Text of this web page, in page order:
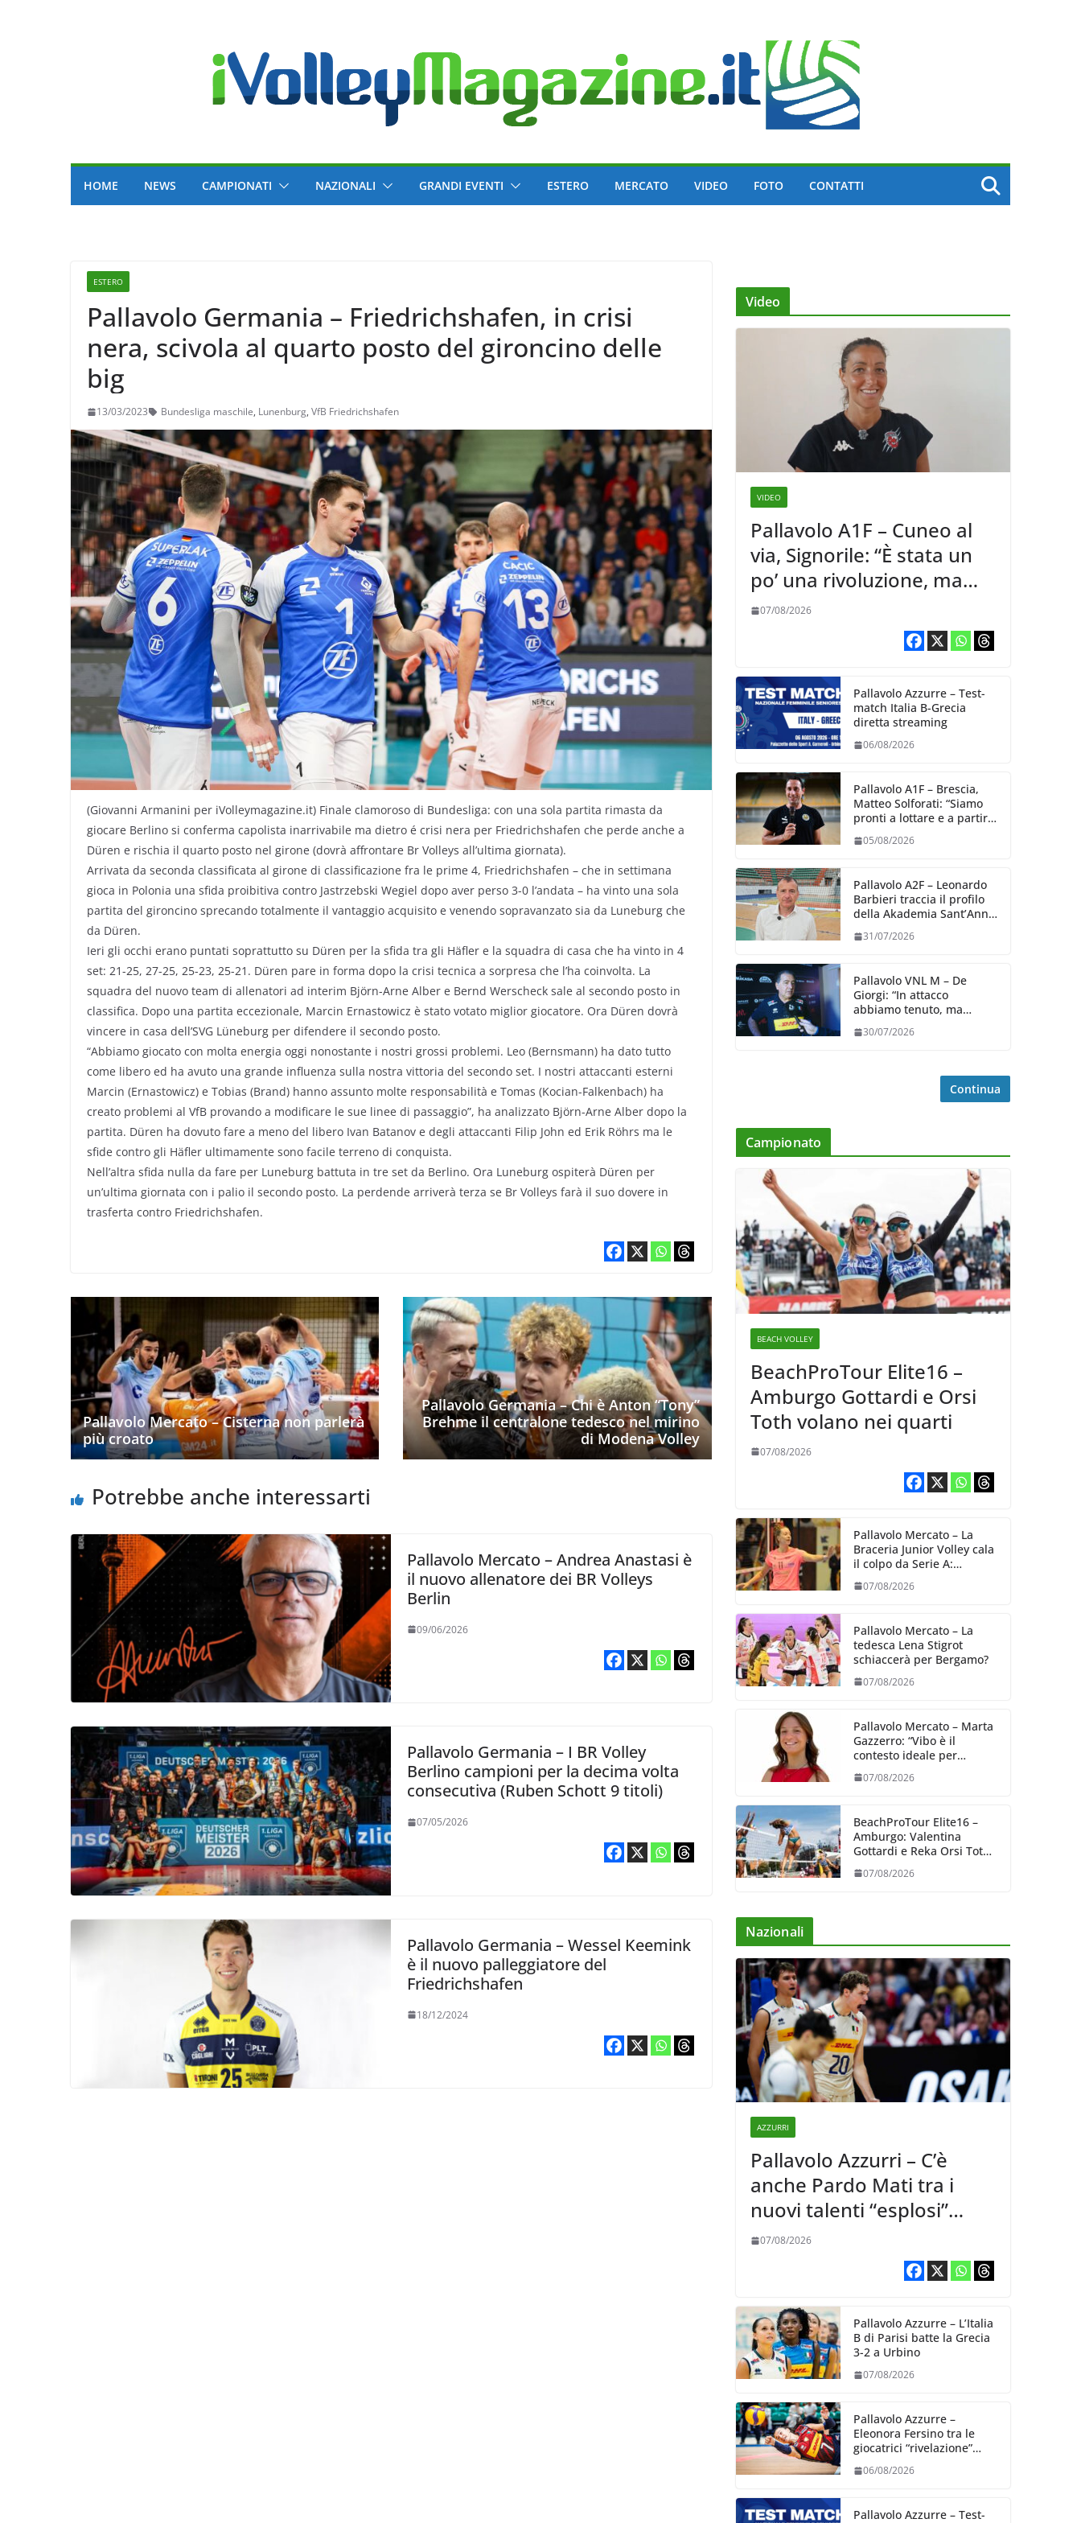
HOME NEWS CAMPIONATI NAZIONALI GRANDI EVENTI ESTERO MERCATO VIDEO FOTO CONTATTI
ESTERO
Pallavolo Germania – Friedrichshafen, in crisi
nera, scivola al quarto posto del gironcino delle
big
13/03/2023 Bundesliga maschile, Lunenburg, VfB Friedrichshafen
(Giovanni Armanini per iVolleymagazine.it) Finale clamoroso di Bundesliga: con una sola partita rimasta da
giocare Berlino si conferma capolista inarrivabile ma dietro é crisi nera per Friedrichshafen che perde anche a
Düren e rischia il quarto posto nel girone (dovrà affrontare Br Volleys all’ultima giornata).
Arrivata da seconda classificata al girone di classificazione fra le prime 4, Friedrichshafen – che in settimana
gioca in Polonia una sfida proibitiva contro Jastrzebski Wegiel dopo aver perso 3-0 l’andata – ha vinto una sola
partita del gironcino sprecando totalmente il vantaggio acquisito e venendo sopravanzato sia da Luneburg che
da Düren.
Ieri gli occhi erano puntati soprattutto su Düren per la sfida tra gli Häfler e la squadra di casa che ha vinto in 4
set: 21-25, 27-25, 25-23, 25-21. Düren pare in forma dopo la crisi tecnica a sorpresa che l’ha coinvolta. La
squadra del nuovo team di allenatori ad interim Björn-Arne Alber e Bernd Werscheck sale al secondo posto in
classifica. Dopo una partita eccezionale, Marcin Ernastowicz è stato votato miglior giocatore. Ora Düren dovrà
vincere in casa dell’SVG Lüneburg per difendere il secondo posto.
“Abbiamo giocato con molta energia oggi nonostante i nostri grossi problemi. Leo (Bernsmann) ha dato tutto
come libero ed ha avuto una grande influenza sulla nostra vittoria del secondo set. I nostri attaccanti esterni
Marcin (Ernastowicz) e Tobias (Brand) hanno assunto molte responsabilità e Tomas (Kocian-Falkenbach) ha
creato problemi al VfB provando a modificare le sue linee di passaggio”, ha analizzato Björn-Arne Alber dopo la
partita. Düren ha dovuto fare a meno del libero Ivan Batanov e degli attaccanti Filip John ed Erik Röhrs ma le
sfide contro gli Häfler ultimamente sono facile terreno di conquista.
Nell’altra sfida nulla da fare per Luneburg battuta in tre set da Berlino. Ora Luneburg ospiterà Düren per
un’ultima giornata con i palio il secondo posto. La perdende arriverà terza se Br Volleys farà il suo dovere in
trasferta contro Friedrichshafen.
Pallavolo Mercato – Cisterna non parlerà
più croato
Pallavolo Germania – Chi è Anton “Tony”
Brehme il centralone tedesco nel mirino
di Modena Volley
Potrebbe anche interessarti
Pallavolo Mercato – Andrea Anastasi è
il nuovo allenatore dei BR Volleys
Berlin
09/06/2026
Pallavolo Germania – I BR Volley
Berlino campioni per la decima volta
consecutiva (Ruben Schott 9 titoli)
07/05/2026
Pallavolo Germania – Wessel Keemink
è il nuovo palleggiatore del
Friedrichshafen
18/12/2024
Video
VIDEO
Pallavolo A1F – Cuneo al
via, Signorile: “È stata un
po’ una rivoluzione, ma
abbiamo le idee chiare siu
cosa vogliamo fare”
07/08/2026
Pallavolo Azzurre – Test-
match Italia B-Grecia
diretta streaming
06/08/2026
Pallavolo A1F – Brescia,
Matteo Solforati: “Siamo
pronti a lottare e a partire
giorno”
05/08/2026
Pallavolo A2F – Leonardo
Barbieri traccia il profilo
della Akademia Sant’Anna
31/07/2026
Pallavolo VNL M – De
Giorgi: “In attacco
abbiamo tenuto, ma
dalla prestazione in
30/07/2026
Continua
Campionato
BEACH VOLLEY
BeachProTour Elite16 –
Amburgo Gottardi e Orsi
Toth volano nei quarti
07/08/2026
Pallavolo Mercato – La
Braceria Junior Volley cala
il colpo da Serie A:
Barbara Varaldo è il nuovo
riferimento dell’attacco
07/08/2026
Pallavolo Mercato – La
tedesca Lena Stigrot
schiaccerà per Bergamo?
07/08/2026
Pallavolo Mercato – Marta
Gazzerro: “Vibo è il
contesto ideale per
crescere e mettermi alla
prova”
07/08/2026
BeachProTour Elite16 –
Amburgo: Valentina
Gottardi e Reka Orsi Toth
partenza lanciata
07/08/2026
Nazionali
AZZURRI
Pallavolo Azzurri – C’è
anche Pardo Mati tra i
nuovi talenti “esplosi”
nella VNL 2026 per
07/08/2026
Pallavolo Azzurre – L’Italia
B di Parisi batte la Grecia
3-2 a Urbino
07/08/2026
Pallavolo Azzurre –
Eleonora Fersino tra le
giocatrici “rivelazione”
Volleyball World
06/08/2026
Pallavolo Azzurre – Test-